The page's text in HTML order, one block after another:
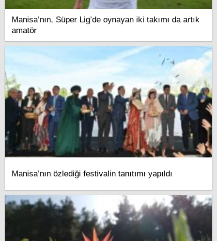
Manisa’nın, Süper Lig’de oynayan iki takımı da artık
amatör
Manisa’nın özlediği festivalin tanıtımı yapıldı